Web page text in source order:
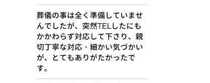
葬儀の事は全く準備していませ
んでしたが、突然TELしたにも
かかわらず対応して下さり、親
切丁寧な対応・細かい気づかい
が、とてもありがたかったで
す。